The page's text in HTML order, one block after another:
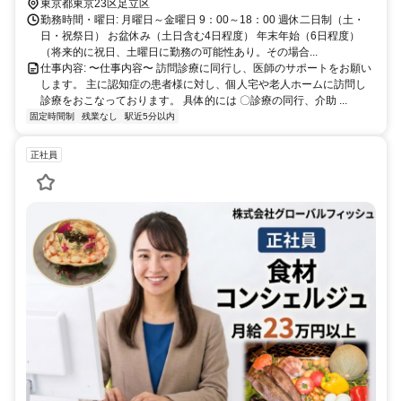
東京都東京23区足立区
勤務時間・曜日: 月曜日～金曜日 9：00～18：00 週休二日制（土・
日・祝祭日） お盆休み（土日含む4日程度） 年末年始（6日程度）
（将来的に祝日、土曜日に勤務の可能性あり。その場合...
仕事内容: 〜仕事内容〜 訪問診療に同行し、医師のサポートをお願い
します。 主に認知症の患者様に対し、個人宅や老人ホームに訪問し
診療をおこなっております。 具体的には 〇診療の同行、介助 ...
固定時間制 残業なし 駅近5分以内
正社員